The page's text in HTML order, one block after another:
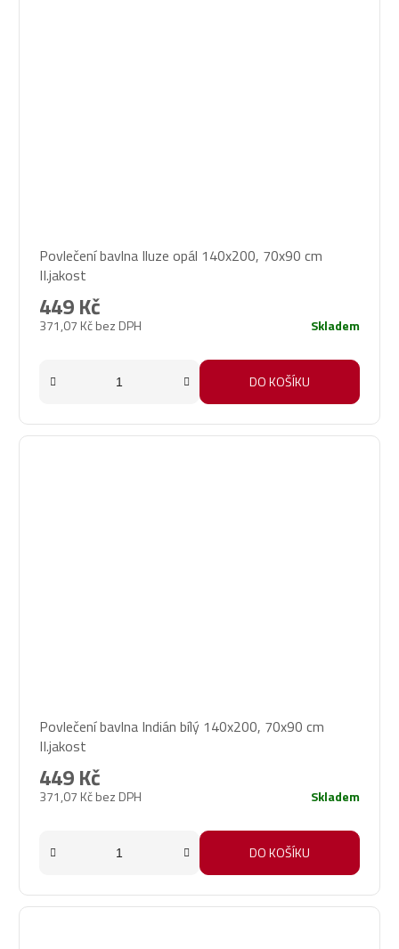
Povlečení bavlna Iluze opál 140x200, 70x90 cm
II.jakost
371,07 Kč bez DPH
449 Kč
Skladem
DO KOŠÍKU
Povlečení bavlna Indián bílý 140x200, 70x90 cm
II.jakost
371,07 Kč bez DPH
449 Kč
Skladem
DO KOŠÍKU